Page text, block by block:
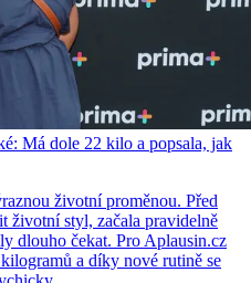
Má dole 22 kilo a popsala, jak
životní proměnou. Před
životní styl, začala pravidelně
dlouho čekat. Pro Aplausin.cz
a díky nové rutině se